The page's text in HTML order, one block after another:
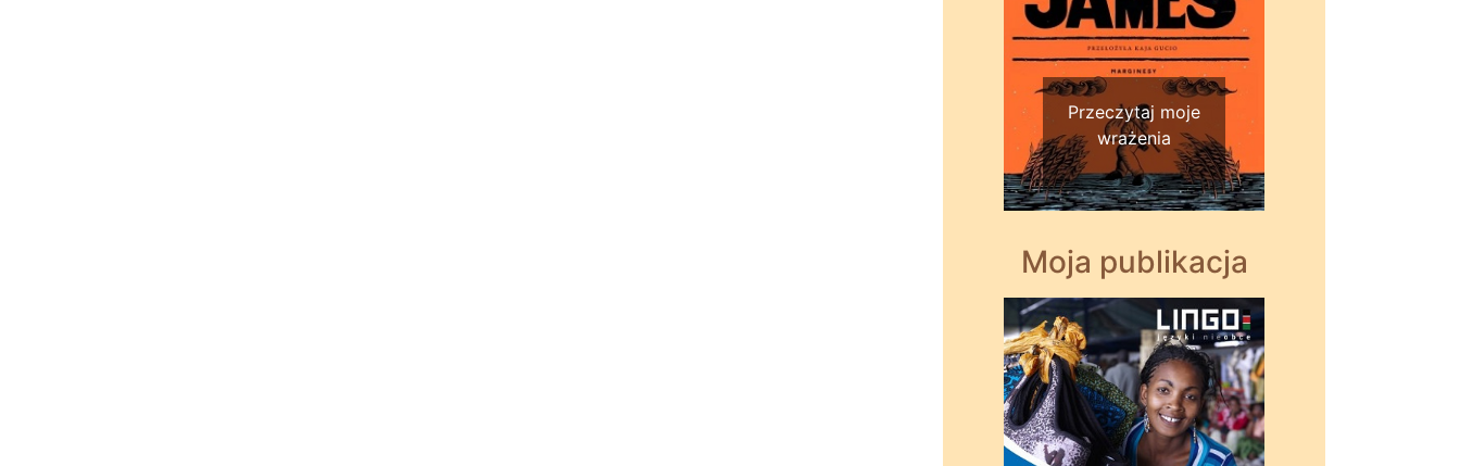
Przeczytaj moje
wrażenia
Moja publikacja